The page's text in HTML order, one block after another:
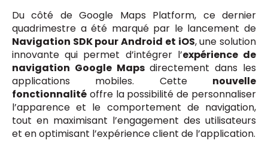
Du côté de Google Maps Platform, ce dernier
quadrimestre a été marqué par le lancement de
Navigation SDK pour Android et iOS, une solution
innovante qui permet d’intégrer l’expérience de
navigation Google Mapsdirectement dans les
applications mobiles. Cette nouvelle
fonctionnalité offre la possibilité de personnaliser
l’apparence et le comportement de navigation,
tout en maximisant l’engagement des utilisateurs
et en optimisant l’expérience client de l’application.